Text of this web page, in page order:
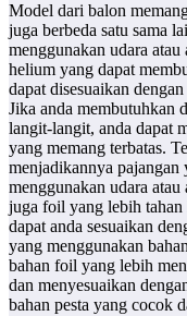
Model dari balon
juga berbeda satu sama
menggunakan udara
helium yang dapat
dapat disesuaikan
Jika anda membutuhkan
langit-langit, anda dapat
yang memang terbatas.
menjadikannya pajangan
menggunakan udara
juga foil yang lebih tahan
dapat anda sesuaikan
yang menggunakan
bahan foil yang lebih
dan menyesuaikan
bahan pesta yang cocok